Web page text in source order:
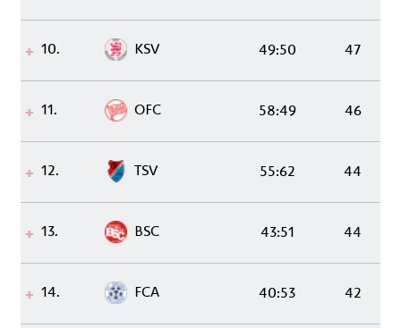
10. KSV 49:50 47
11. OFC 58:49 46
12. TSV 55:62 44
13. BSC 43:51 44
14. FCA 40:53 42